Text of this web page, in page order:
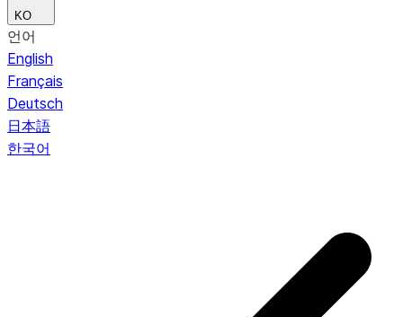
KO
언어
English
Français
Deutsch
日本語
한국어